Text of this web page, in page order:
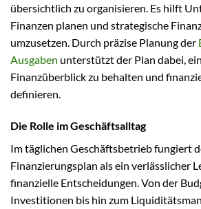
übersichtlich zu organisieren. Es hilft
Finanzen planen und strategische
umzusetzen. Durch präzise Planung der
Ausgaben unterstützt der Plan dabei,
Finanzüberblick zu behalten und
definieren.
Die Rolle im Geschäftsalltag
Im täglichen Geschäftsbetrieb fungiert
Finanzierungsplan als ein verlässlicher
finanzielle Entscheidungen. Von der
Investitionen bis hin zum